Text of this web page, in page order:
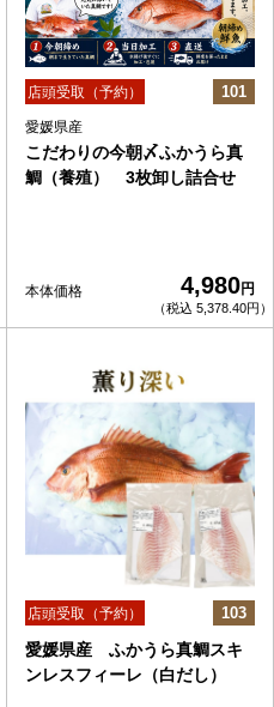
店頭受取（予約） 101
愛媛県産
こだわりの今朝〆ふかうら真
鯛（養殖） 3枚卸し詰合せ
本体価格 4,980円
（税込 5,378.40円）
店頭受取（予約） 103
愛媛県産 ふかうら真鯛スキ
ンレスフィーレ（白だし）